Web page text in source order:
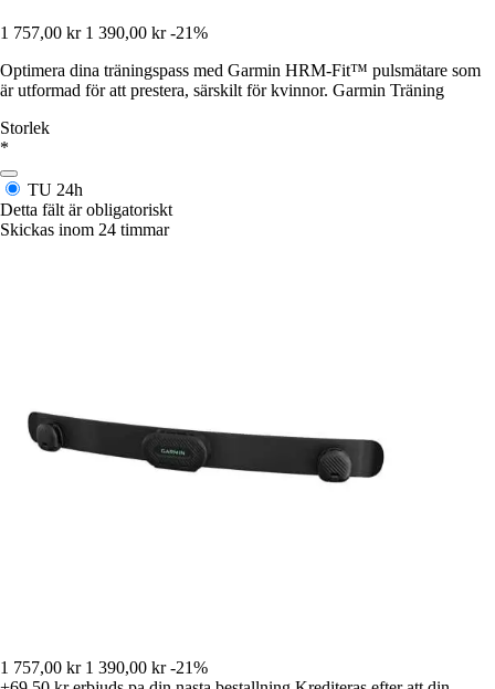
1 757,00 kr 1 390,00 kr -21%
Optimera dina träningspass med Garmin HRM-Fit™ pulsmätare som
är utformad för att prestera, särskilt för kvinnor. Garmin Träning
Storlek
*
TU 24h
Detta fält är obligatoriskt
Skickas inom 24 timmar
1 757,00 kr 1 390,00 kr -21%